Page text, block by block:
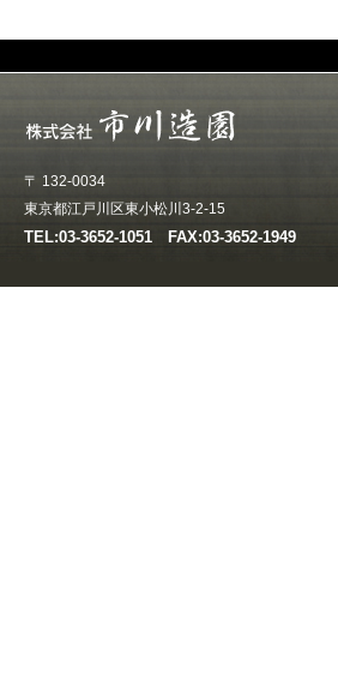
〒 132-0034
東京都江戸川区東小松川3-2-15
TEL:03-3652-1051 FAX:03-3652-1949